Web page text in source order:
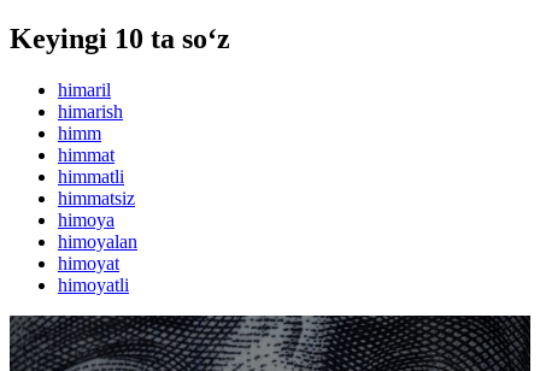
Keyingi 10 ta so‘z
himaril
himarish
himm
himmat
himmatli
himmatsiz
himoya
himoyalan
himoyat
himoyatli